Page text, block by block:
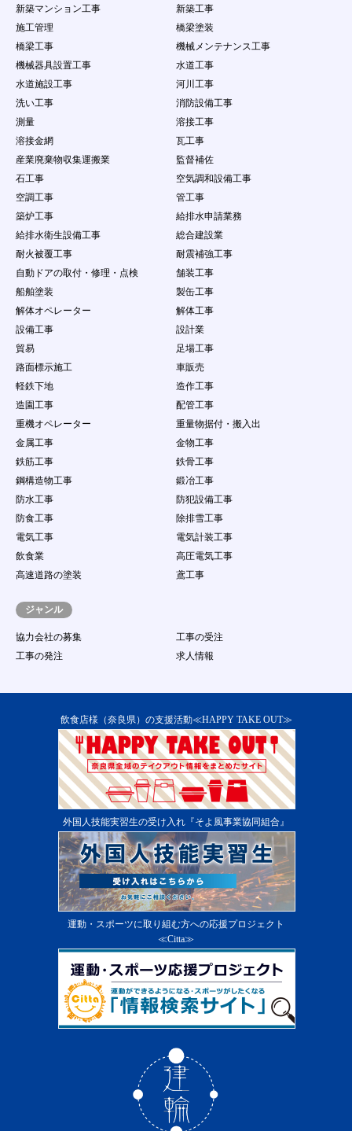
新築マンション工事
新築工事
施工管理
橋梁塗装
橋梁工事
機械メンテナンス工事
機械器具設置工事
水道工事
水道施設工事
河川工事
洗い工事
消防設備工事
測量
溶接工事
溶接金網
瓦工事
産業廃棄物収集運搬業
監督補佐
石工事
空気調和設備工事
空調工事
管工事
築炉工事
給排水申請業務
給排水衛生設備工事
総合建設業
耐火被覆工事
耐震補強工事
自動ドアの取付・修理・点検
舗装工事
船舶塗装
製缶工事
解体オペレーター
解体工事
設備工事
設計業
貿易
足場工事
路面標示施工
車販売
軽鉄下地
造作工事
造園工事
配管工事
重機オペレーター
重量物据付・搬入出
金属工事
金物工事
鉄筋工事
鉄骨工事
鋼構造物工事
鍛冶工事
防水工事
防犯設備工事
防食工事
除排雪工事
電気工事
電気計装工事
飲食業
高圧電気工事
高速道路の塗装
鳶工事
ジャンル
協力会社の募集
工事の受注
工事の発注
求人情報
飲食店様（奈良県）の支援活動≪HAPPY TAKE OUT≫
外国人技能実習生の受け入れ『そよ風事業協同組合』
運動・スポーツに取り組む方への応援プロジェクト
≪Citta≫